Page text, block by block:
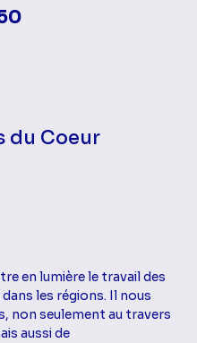
du Coeur
en lumière le travail des
les régions. Il nous
non seulement au travers
aussi de